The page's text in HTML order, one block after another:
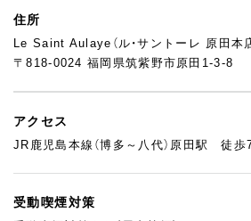
住所
Le Saint Aulaye（ル・サントーレ 原田本店
〒818-0024 福岡県筑紫野市原田1-3-8
アクセス
JR鹿児島本線（博多～八代）原田駅 徒歩
受動喫煙対策